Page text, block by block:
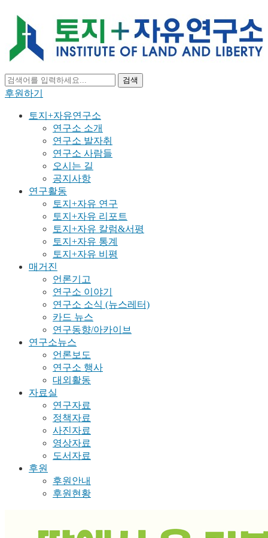
검색
후원하기
토지+자유연구소
연구소 소개
연구소 발자취
연구소 사람들
오시는 길
공지사항
연구활동
토지+자유 연구
토지+자유 리포트
토지+자유 칼럼&서평
토지+자유 통계
토지+자유 비평
매거진
언론기고
연구소 이야기
연구소 소식 (뉴스레터)
카드 뉴스
연구동향/아카이브
연구소뉴스
언론보도
연구소 행사
대외활동
자료실
연구자료
정책자료
사진자료
영상자료
도서자료
후원
후원안내
후원현황